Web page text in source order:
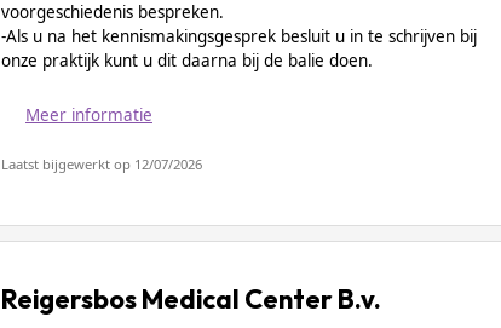
voorgeschiedenis bespreken.
-Als u na het kennismakingsgesprek besluit u in te schrijven bij
onze praktijk kunt u dit daarna bij de balie doen.
Meer informatie
Laatst bijgewerkt op 12/07/2026
Reigersbos Medical Center B.v.